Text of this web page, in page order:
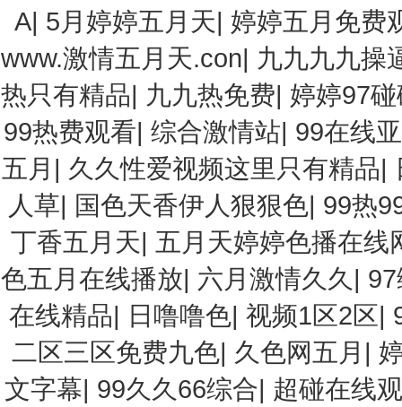
A| 5月婷婷五月天| 婷婷五月免费
www.激情五月天.con| 九九九九操
热只有精品| 九九热免费| 婷婷97
99热费观看| 综合激情站| 99在线
五月 | 久久性爱视频这里只有精品|
人草| 国色天香伊人狠狠色| 99热
丁香五月天| 五月天婷婷色播在线
色五月在线播放| 六月激情久久 |
在线精品| 日噜噜色|视频1区2区|
二区三区免费九色| 久色网五月 |
文字幕| 99久久66综合| 超碰在线